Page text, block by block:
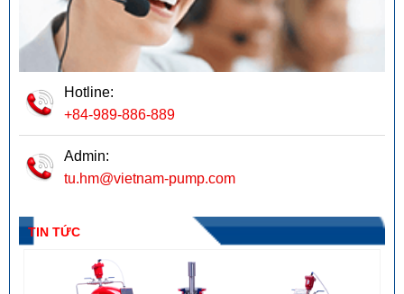
Hotline:
+84-989-886-889
Admin:
tu.hm@vietnam-pump.com
TIN TỨC